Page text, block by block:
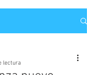
lectura